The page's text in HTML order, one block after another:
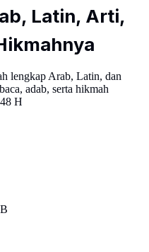
Latin, Arti,
lengkap Arab, Latin, dan
adab, serta hikmah
H